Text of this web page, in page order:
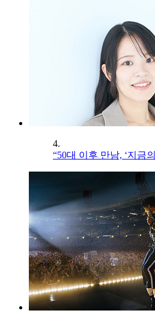
4.
“50대 이후 만남, ‘지금